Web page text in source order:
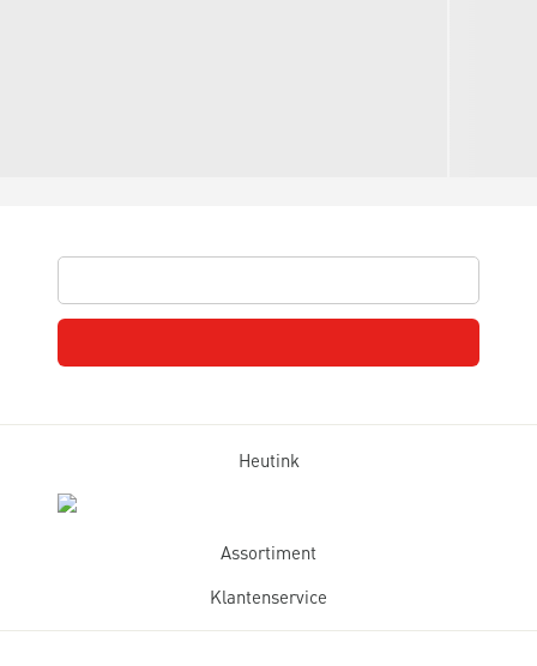
Heutink
Assortiment
Klantenservice